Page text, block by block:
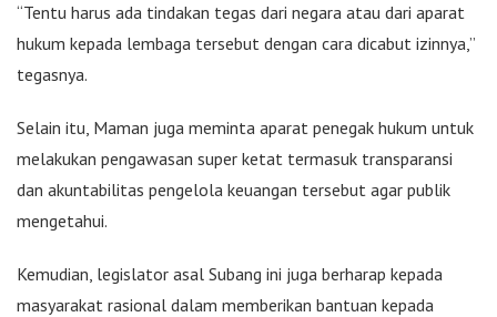
“Tentu harus ada tindakan tegas dari negara atau dari aparat
hukum kepada lembaga tersebut dengan cara dicabut izinnya,”
tegasnya.
Selain itu, Maman juga meminta aparat penegak hukum untuk
melakukan pengawasan super ketat termasuk transparansi
dan akuntabilitas pengelola keuangan tersebut agar publik
mengetahui.
Kemudian, legislator asal Subang ini juga berharap kepada
masyarakat rasional dalam memberikan bantuan kepada